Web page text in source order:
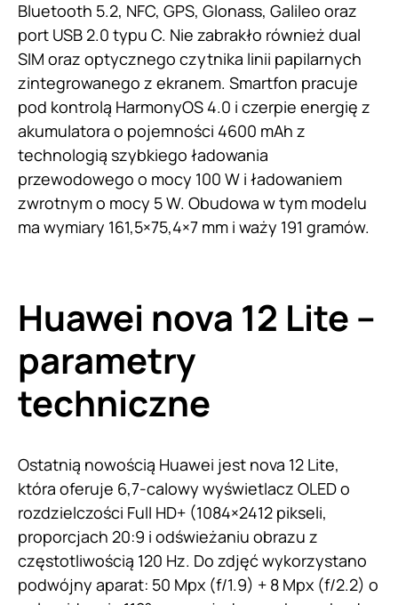
Bluetooth 5.2, NFC, GPS, Glonass, Galileo oraz
port USB 2.0 typu C. Nie zabrakło również dual
SIM oraz optycznego czytnika linii papilarnych
zintegrowanego z ekranem. Smartfon pracuje
pod kontrolą HarmonyOS 4.0 i czerpie energię z
akumulatora o pojemności 4600 mAh z
technologią szybkiego ładowania
przewodowego o mocy 100 W i ładowaniem
zwrotnym o mocy 5 W. Obudowa w tym modelu
ma wymiary 161,5×75,4×7 mm i waży 191 gramów.
Huawei nova 12 Lite –
parametry
techniczne
Ostatnią nowością Huawei jest nova 12 Lite,
która oferuje 6,7-calowy wyświetlacz OLED o
rozdzielczości Full HD+ (1084×2412 pikseli,
proporcjach 20:9 i odświeżaniu obrazu z
częstotliwością 120 Hz. Do zdjęć wykorzystano
podwójny aparat: 50 Mpx (f/1.9) + 8 Mpx (f/2.2) o